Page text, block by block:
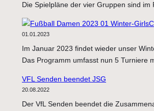
Die Spielpläne der vier Gruppen sind
01.01.2023
Im Januar 2023 findet wieder unser
Das Programm umfasst nun 5 Turniere
VFL Senden beendet JSG
20.08.2022
Der VfL Senden beendet die